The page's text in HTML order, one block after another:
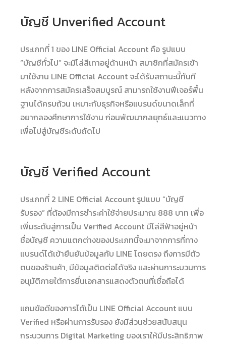
บัญชี Unverified Account
ประเภทที่ 1 ของ LINE Official Account คือ รูปแบบ
“บัญชีทั่วไป” จะมีโล่สีเทาอยู่ด้านหน้า สมาชิกที่สมัครเข้า
มาใช้งาน LINE Official Account จะได้รับสถานะนี้ทันที
หลังจากการสมัครเสร็จสมบูรณ์ สามารถใช้งานฟีเจอร์พื้น
ฐานได้ครบถ้วน เหมาะกับธุรกิจหรือแบรนด์ขนาดเล็กที่
อยากลองศึกษาการใช้งาน ก่อนพัฒนากลยุทธ์และแนวทาง
เพื่อไปสู่บัญชีระดับถัดไป
บัญชี Verified Account
ประเภทที่ 2 LINE Official Account รูปแบบ “บัญชี
รับรอง” ที่ต้องมีการชำระค่าใช้จ่ายประมาณ 888 บาท เพื่อ
เพิ่มระดับสู่การเป็น Verified Account มีโล่สีฟ้าอยู่หน้า
ชื่อบัญชี ความแตกต่างของประเภทนี้จะมาจากการที่ทาง
แบรนด์ได้เข้ายืนยันข้อมูลกับ LINE โดยตรง ถึงการมีตัว
ตนของร้านค้า, มีข้อมูลติดต่อได้จริง และผ่านการะบวนการ
อนุมัติภายใต้การยื่นเอกสารแสดงตัวตนที่เชื่อถือได้
แถมข้อดีของการได้เป็น LINE Official Account แบบ
Verified หรือผ่านการรับรอง ยังมีส่วนช่วยสนับสนุน
กระบวนการ Digital Marketing ของเราให้มีประสิทธิภาพ